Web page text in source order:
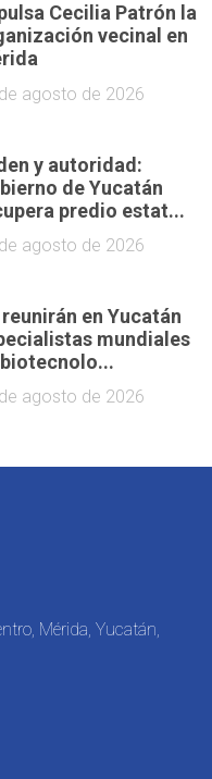
Cecilia Patrón la
vecinal en
agosto de 2026
y autoridad:
de Yucatán
predio estat...
agosto de 2026
reunirán en Yucatán
mundiales
agosto de 2026
Mérida, Yucatán,